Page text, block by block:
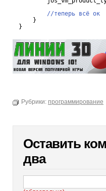
//теперь всё ок
}
}
Рубрики: программирование
Оставить
два